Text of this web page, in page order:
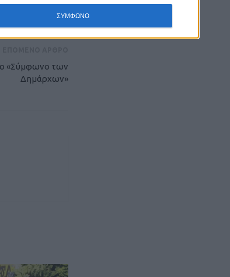
ΣΥΜΦΩΝΩ
«Σύμφωνο των
Δημάρχων»